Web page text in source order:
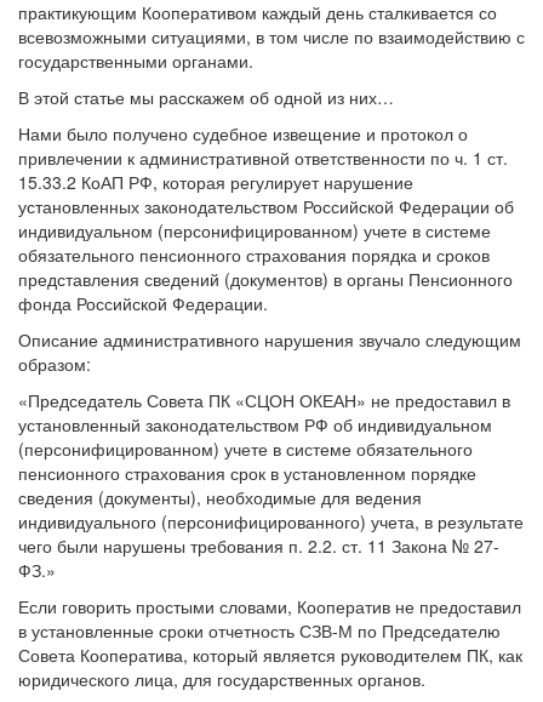
практикующим Кооперативом каждый день сталкивается со
всевозможными ситуациями, в том числе по взаимодействию с
государственными органами.
В этой статье мы расскажем об одной из них…
Нами было получено судебное извещение и протокол о
привлечении к административной ответственности по ч. 1 ст.
15.33.2 КоАП РФ, которая регулирует нарушение
установленных законодательством Российской Федерации об
индивидуальном (персонифицированном) учете в системе
обязательного пенсионного страхования порядка и сроков
представления сведений (документов) в органы Пенсионного
фонда Российской Федерации.
Описание административного нарушения звучало следующим
образом:
«Председатель Совета ПК «СЦОН ОКЕАН» не предоставил в
установленный законодательством РФ об индивидуальном
(персонифицированном) учете в системе обязательного
пенсионного страхования срок в установленном порядке
сведения (документы), необходимые для ведения
индивидуального (персонифицированного) учета, в результате
чего были нарушены требования п. 2.2. ст. 11 Закона № 27-
ФЗ.»
Если говорить простыми словами, Кооператив не предоставил
в установленные сроки отчетность СЗВ-М по Председателю
Совета Кооператива, который является руководителем ПК, как
юридического лица, для государственных органов.